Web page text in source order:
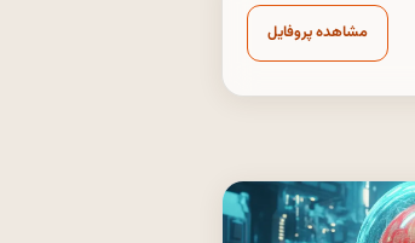
مشاهده پروفایل